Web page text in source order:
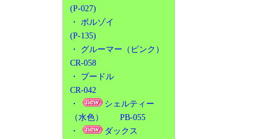
(P-027)
・ ボルゾイ
(P-135)
・ グルーマー（ピンク）
CR-058
・ プードル
CR-042
・
シェルティー
（水色） PB-055
・
ダックス